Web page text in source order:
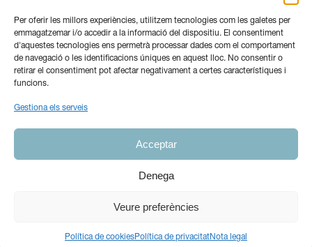
Per oferir les millors experiències, utilitzem tecnologies com les galetes per
emmagatzemar i/o accedir a la informació del dispositiu. El consentiment
d'aquestes tecnologies ens permetrà processar dades com el comportament
de navegació o les identificacions úniques en aquest lloc. No consentir o
retirar el consentiment pot afectar negativament a certes característiques i
funcions.
Gestiona els serveis
Acceptar
Denega
Veure preferències
Política de cookiesPolítica de privacitatNota legal
Sobre nosaltres Serveis
Blog
Canal Ètic
© 2026 Copyright Ramió Assessors.Avís Legal|Política de privacitat